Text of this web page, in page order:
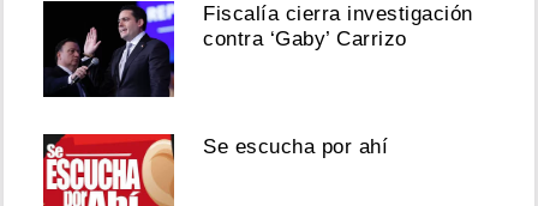
Fiscalía cierra investigación
contra ‘Gaby’ Carrizo
Se escucha por ahí